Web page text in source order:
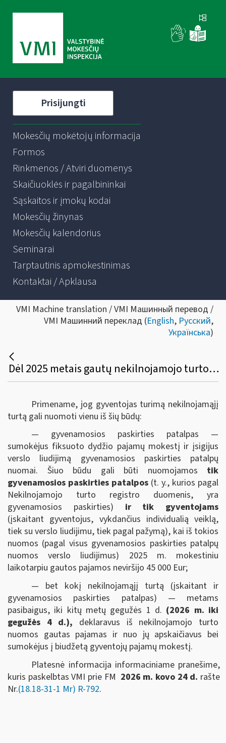
Prisijungti
Mokesčių mokėtojų informacija
Formos
Rinkmenos / Atviri duomenys
Skaičiuoklės ir pagalbininkai
Sąskaitos ir įmokų kodai
Mokesčių žinynas
Mokesčių kalendorius
Seminarai
Tarptautinis apmokestinimas
Kontaktai / Apklausa
VMI Machine translation / VMI Машинный перевод /
VMI Машинний переклад (English, Русский,
Українська)
Dėl 2025 metais gautų nekilnojamojo turto nuomos pajamų apmokestinimo tvarkos
Primename, jog gyventojas turimą nekilnojamąjį
turtą gali nuomoti vienu iš šių būdų:
— gyvenamosios paskirties patalpas —
sumokėjus fiksuoto dydžio pajamų mokestį ir įsigijus
verslo liudijimą gyvenamosios paskirties patalpų
nuomai. Šiuo būdu gali būti nuomojamos tik
gyvenamosios paskirties patalpos (t. y., kurios pagal
Nekilnojamojo turto registro duomenis, yra
gyvenamosios paskirties) ir tik gyventojams
(įskaitant gyventojus, vykdančius individualią veiklą,
tiek su verslo liudijimu, tiek pagal pažymą), kai iš tokios
nuomos (pagal visus gyvenamosios paskirties patalpų
nuomos verslo liudijimus) 2025 m. mokestiniu
laikotarpiu gautos pajamos neviršijo 45 000 Eur;
— bet kokį nekilnojamąjį turtą (įskaitant ir
gyvenamosios paskirties patalpas) — metams
pasibaigus, iki kitų metų gegužės 1 d. (2026 m. iki
gegužės 4 d.), deklaravus iš nekilnojamojo turto
nuomos gautas pajamas ir nuo jų apskaičiavus bei
sumokėjus į biudžetą gyventojų pajamų mokestį.
Platesnė informacija informaciniame pranešime,
kuris paskelbtas VMI prie FM 2026 m. kovo 24 d. rašte
Nr.(18.18-31-1 Mr) R-792.